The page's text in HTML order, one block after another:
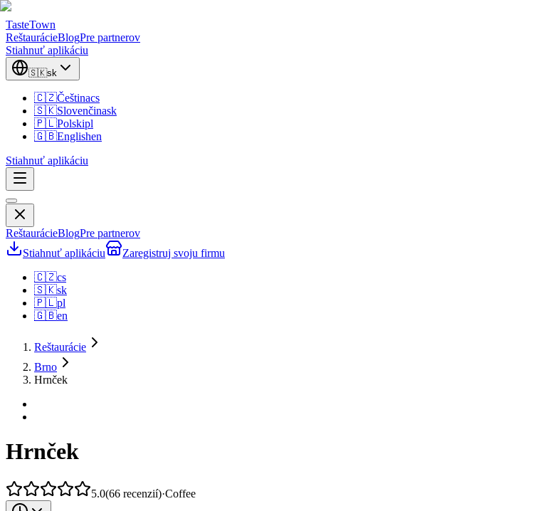
TasteTown
ReštaurácieBlogPre partnerov
Stiahnuť aplikáciu
🇸🇰sk
🇨🇿Češtinacs
🇸🇰Slovenčinask
🇵🇱Polskipl
🇬🇧Englishen
Stiahnuť aplikáciu
ReštaurácieBlogPre partnerov
Stiahnuť aplikáciu
Zaregistruj svoju firmu
🇨🇿cs
🇸🇰sk
🇵🇱pl
🇬🇧en
Reštaurácie
Brno
Hrnček
Hrnček
5.0(66 recenzií)·Coffee